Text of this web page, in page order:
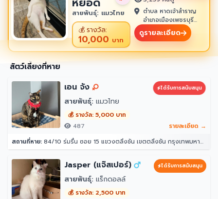
สายพันธุ์: แมวไทย
💰รางวัล:
10,000 บาท
ตำบล หาดเจ้าสำราญ
อำเภอเมืองเพชรบุรี
เพชรบุรี 76100
ดูรายละเอียด
สัตว์เลี้ยงที่หาย
เอน จัง
ได้รับการสนับสนุน
สายพันธุ์: แมวไทย
💰 รางวัล: 5,000 บาท
487
รายละเอียด →
สถานที่หาย: 84/10 ร่มรื่น ซอย 15 แขวงตลิ่งชัน เขตตลิ่งชัน กรุงเทพมหานคร 10170
Jasper (แจ๊สเปอร์) ได้รับการสนับสนุน
สายพันธุ์: แร็กดอลล์
💰 รางวัล: 2,500 บาท